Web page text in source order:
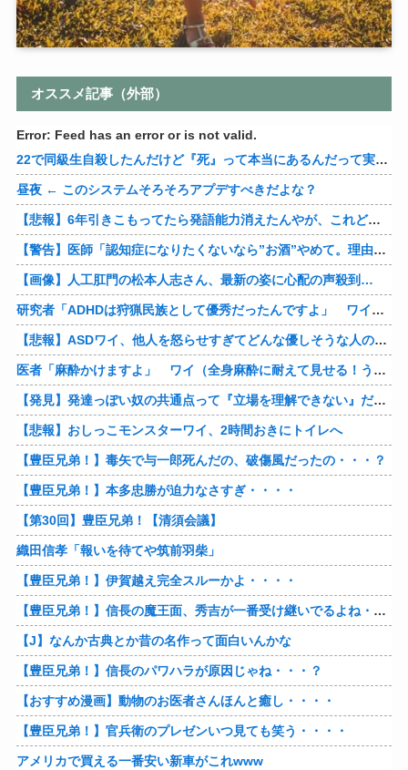
オススメ記事（外部）
Error: Feed has an error or is not valid.
22で同級生自殺したんだけど『死』って本当にあるんだって実感して怖くなってきた
昼夜 ← このシステムそろそろアプデすべきだよな？
【悲報】6年引きこもってたら発語能力消えたんやが、これどうやって直せばええんや？
【警告】医師「認知症になりたくないなら”お酒”やめて。理由がこれ」
【画像】人工肛門の松本人志さん、最新の姿に心配の声殺到…
研究者「ADHDは狩猟民族として優秀だったんですよ」 ワイ「…おかしいですよね？」→
【悲報】ASDワイ、他人を怒らせすぎてどんな優しそうな人の怒り顔も余裕で想像できるようになってしまう
医者「麻酔かけますよ」 ワイ（全身麻酔に耐えて見せる！うおおおおおお！！！！）→
【発見】発達っぽい奴の共通点って『立場を理解できない』だよな
【悲報】おしっこモンスターワイ、2時間おきにトイレへ
【豊臣兄弟！】毒矢で与一郎死んだの、破傷風だったの・・・？
【豊臣兄弟！】本多忠勝が迫力なさすぎ・・・・
【第30回】豊臣兄弟！【清須会議】
織田信孝「報いを待てや筑前羽柴」
【豊臣兄弟！】伊賀越え完全スルーかよ・・・・
【豊臣兄弟！】信長の魔王面、秀吉が一番受け継いでるよね・・・？
【J】なんか古典とか昔の名作って面白いんかな
【豊臣兄弟！】信長のパワハラが原因じゃね・・・？
【おすすめ漫画】動物のお医者さんほんと癒し・・・・
【豊臣兄弟！】官兵衛のプレゼンいつ見ても笑う・・・・
アメリカで買える一番安い新車がこれwww